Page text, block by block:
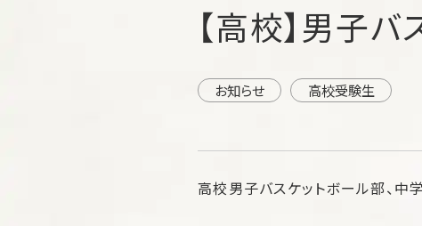
【高校】男子
お知らせ 高校受験生
高校男子バスケットボール部、中